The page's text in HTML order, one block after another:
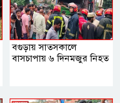
বগুড়ায় সাতসকালে
বাসচাপায় ৬ দিনমজুর নিহত